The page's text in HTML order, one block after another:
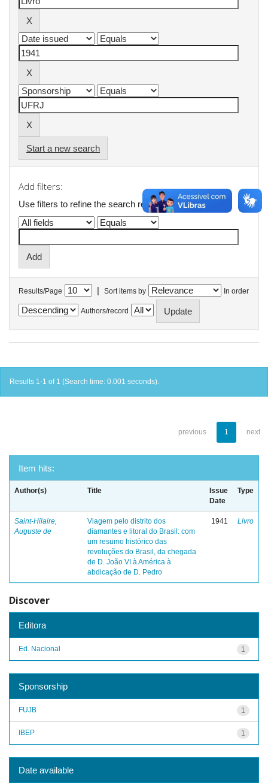
Start a new search
Add filters:
Use filters to refine the search results.
Results/Page | Sort items by In order
Authors/record
Results 1-1 of 1 (Search time: 0.001 seconds).
previous 1 next
Item hits:
Author(s) Title
Issue
Date
Type
Saint-Hilaire,
Auguste de
Viagem pelo distrito dos
diamantes e litoral do Brasil: com
um resumo histórico das
revoluções do Brasil, da chegada
de D. João VI à América à
abdicação de D. Pedro
1941 Livro
Discover
Editora
1
Ed. Nacional
Sponsorship
1
FUJB
1
IBEP
Date available